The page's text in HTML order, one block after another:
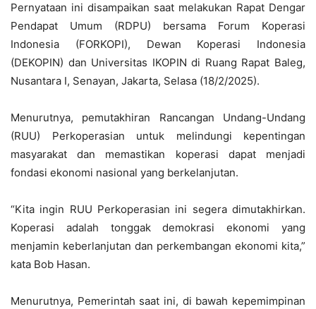
Pernyataan ini disampaikan saat melakukan Rapat Dengar
Pendapat Umum (RDPU) bersama Forum Koperasi
Indonesia (FORKOPI), Dewan Koperasi Indonesia
(DEKOPIN) dan Universitas IKOPIN di Ruang Rapat Baleg,
Nusantara I, Senayan, Jakarta, Selasa (18/2/2025).
Menurutnya, pemutakhiran Rancangan Undang-Undang
(RUU) Perkoperasian untuk melindungi kepentingan
masyarakat dan memastikan koperasi dapat menjadi
fondasi ekonomi nasional yang berkelanjutan.
“Kita ingin RUU Perkoperasian ini segera dimutakhirkan.
Koperasi adalah tonggak demokrasi ekonomi yang
menjamin keberlanjutan dan perkembangan ekonomi kita,”
kata Bob Hasan.
Menurutnya, Pemerintah saat ini, di bawah kepemimpinan